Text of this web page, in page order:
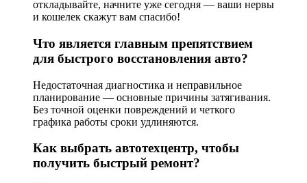
откладывайте, начните уже сегодня — ваши нервы
и кошелек скажут вам спасибо!
Что является главным препятствием
для быстрого восстановления авто?
Недостаточная диагностика и неправильное
планирование — основные причины затягивания.
Без точной оценки повреждений и четкого
графика работы сроки удлиняются.
Как выбрать автотехцентр, чтобы
получить быстрый ремонт?